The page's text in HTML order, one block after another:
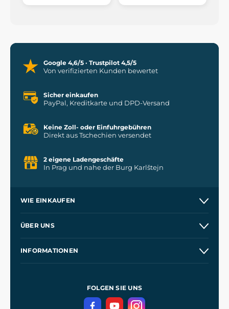
Google 4,6/5 · Trustpilot 4,5/5
Von verifizierten Kunden bewertet
Sicher einkaufen
PayPal, Kreditkarte und DPD-Versand
Keine Zoll- oder Einfuhrgebühren
Direkt aus Tschechien versendet
2 eigene Ladengeschäfte
In Prag und nahe der Burg Karlštejn
WIE EINKAUFEN
Kontakt
ÜBER UNS
INFORMATIONEN
DatenschutzerklärungFOLGEN SIE UNS